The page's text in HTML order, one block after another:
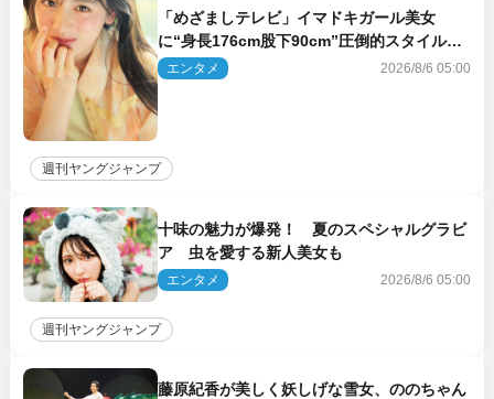
「めざましテレビ」イマドキガール美女
に“身長176cm股下90cm”圧倒的スタイルの
美女も ヤンジャン最新号
エンタメ 2026/8/6 05:00
週刊ヤングジャンプ
十味の魅力が爆発！ 夏のスペシャルグラビ
ア 虫を愛する新人美女も
エンタメ 2026/8/6 05:00
週刊ヤングジャンプ
藤原紀香が美しく妖しげな雪女、ののちゃん